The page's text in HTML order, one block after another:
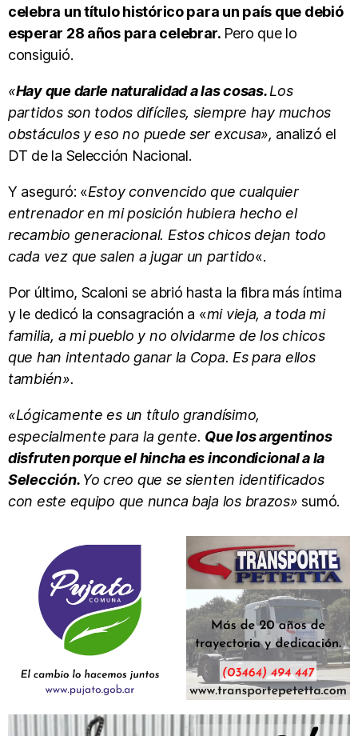
celebra un título histórico para un país que debió
esperar 28 años para celebrar. Pero que lo
consiguió.
«Hay que darle naturalidad a las cosas.Los
partidos son todos difíciles, siempre hay muchos
obstáculos y eso no puede ser excusa», analizó el
DT de la Selección Nacional.
Y aseguró: «Estoy convencido que cualquier
entrenador en mi posición hubiera hecho el
recambio generacional. Estos chicos dejan todo
cada vez que salen a jugar un partido«.
Por último, Scaloni se abrió hasta la fibra más íntima
y le dedicó la consagración a «mi vieja, a toda mi
familia, a mi pueblo y no olvidarme de los chicos
que han intentado ganar la Copa. Es para ellos
también».
«Lógicamente es un título grandísimo,
especialmente para la gente. Que los argentinos
disfruten porque el hincha es incondicional a la
Selección. Yo creo que se sienten identificados
con este equipo que nunca baja los brazos» sumó.